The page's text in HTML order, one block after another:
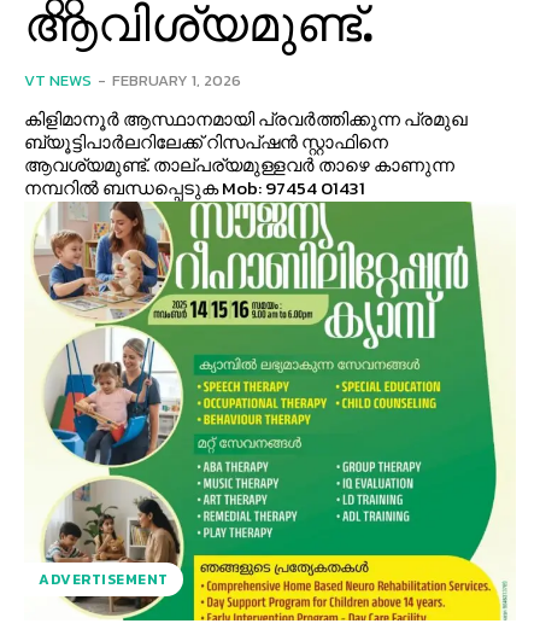
ആവിശ്യമുണ്ട്.
VT NEWS - FEBRUARY 1, 2026
കിളിമാനൂർ ആസ്ഥാനമായി പ്രവർത്തിക്കുന്ന പ്രമുഖ
ബ്യൂട്ടിപാർലറിലേക്ക് റിസപ്ഷൻ സ്റ്റാഫിനെ
ആവശ്യമുണ്ട്. താല്പര്യമുള്ളവർ താഴെ കാണുന്ന
നമ്പറിൽ ബന്ധപ്പെടുക Mob: 97454 01431
ADVERTISEMENT